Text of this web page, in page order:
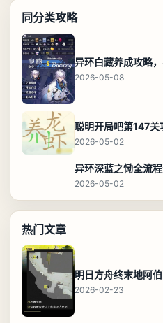
同分类攻略
2026-05-08
2026-05-02
异环深蓝之恸全流
2026-05-02
热门文章
2026-02-23